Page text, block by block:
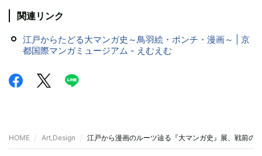
関連リンク
江戸からたどる大マンガ史～鳥羽絵・ポンチ・漫画～ | 京
都国際マンガミュージアム - えむえむ
HOME Art,Design 江戸から漫画のルーツ辿る『大マンガ史』展、戦前の